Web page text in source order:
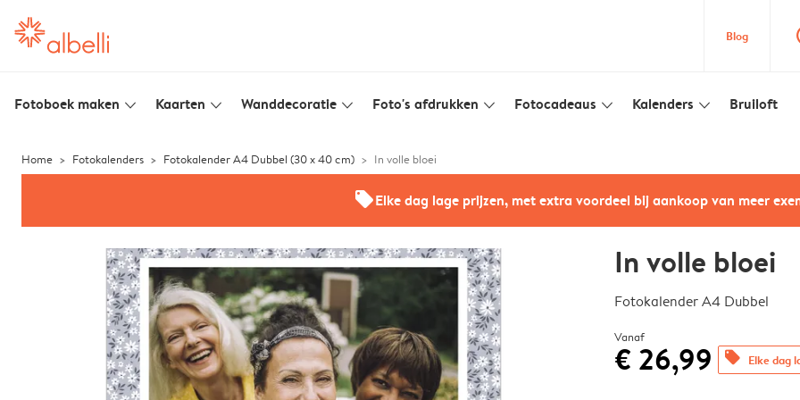
Blog
Fotoboek maken slim_arrow_down Kaarten slim_arrow_down Wanddecoratie slim_arrow_down Foto's afdrukken slim_arrow_down Fotocadeaus slim_arrow_down Kalenders slim_arrow_down Bruiloft
Home Fotokalenders Fotokalender A4 Dubbel (30 x 40 cm) In volle bloei
offersElke dag lage prijzen, met extra voordeel bij aankoop van meer
In volle bloei
Fotokalender A4 Dubbel
Vanaf
€ 26,99 offers Elke dag